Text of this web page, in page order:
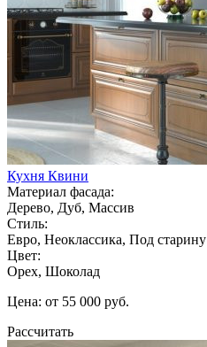
Кухня Квини
Материал фасада:
Дерево, Дуб, Массив
Стиль:
Евро, Неоклассика, Под старину
Цвет:
Орех, Шоколад
Цена: от 55 000 руб.
Рассчитать